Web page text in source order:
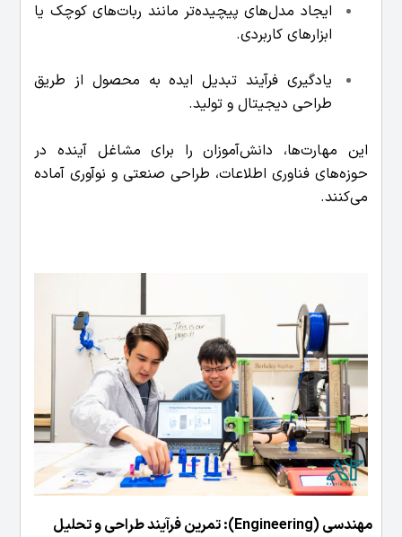
ایجاد مدل‌های پیچیده‌تر مانند ربات‌های کوچک یا
ابزارهای کاربردی.
یادگیری فرآیند تبدیل ایده به محصول از طریق
طراحی دیجیتال و تولید.
این مهارت‌ها، دانش‌آموزان را برای مشاغل آینده در
حوزه‌های فناوری اطلاعات، طراحی صنعتی و نوآوری آماده
می‌کنند.
مهندسی (Engineering): تمرین فرآیند طراحی و تحلیل